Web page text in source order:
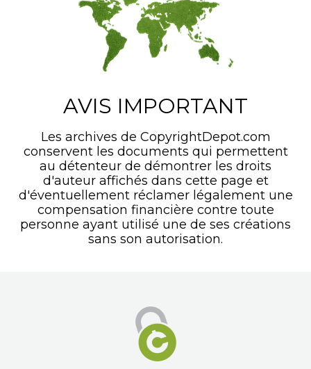
AVIS IMPORTANT
Les archives de CopyrightDepot.com
conservent les documents qui permettent
au détenteur de démontrer les droits
d'auteur affichés dans cette page et
d'éventuellement réclamer légalement une
compensation financière contre toute
personne ayant utilisé une de ses créations
sans son autorisation.